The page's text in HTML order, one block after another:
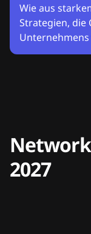
Wie aus
Strategien, die
2027